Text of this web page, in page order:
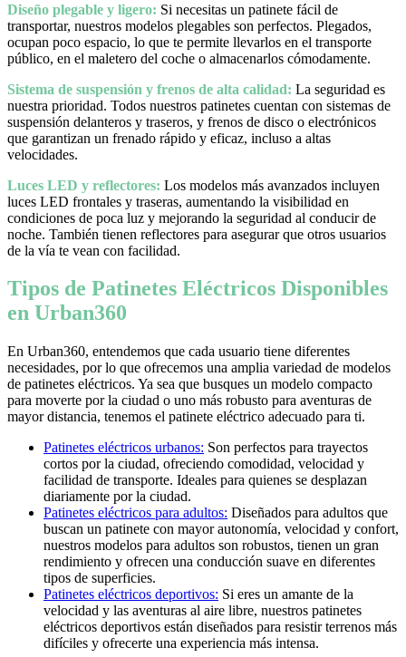
Diseño plegable y ligero: Si necesitas un patinete fácil de
transportar, nuestros modelos plegables son perfectos. Plegados,
ocupan poco espacio, lo que te permite llevarlos en el transporte
público, en el maletero del coche o almacenarlos cómodamente.
Sistema de suspensión y frenos de alta calidad: La seguridad es
nuestra prioridad. Todos nuestros patinetes cuentan con sistemas de
suspensión delanteros y traseros, y frenos de disco o electrónicos
que garantizan un frenado rápido y eficaz, incluso a altas
velocidades.
Luces LED y reflectores: Los modelos más avanzados incluyen
luces LED frontales y traseras, aumentando la visibilidad en
condiciones de poca luz y mejorando la seguridad al conducir de
noche. También tienen reflectores para asegurar que otros usuarios
de la vía te vean con facilidad.
Tipos de Patinetes Eléctricos Disponibles
en Urban360
En Urban360, entendemos que cada usuario tiene diferentes
necesidades, por lo que ofrecemos una amplia variedad de modelos
de patinetes eléctricos. Ya sea que busques un modelo compacto
para moverte por la ciudad o uno más robusto para aventuras de
mayor distancia, tenemos el patinete eléctrico adecuado para ti.
Patinetes eléctricos urbanos: Son perfectos para trayectos
cortos por la ciudad, ofreciendo comodidad, velocidad y
facilidad de transporte. Ideales para quienes se desplazan
diariamente por la ciudad.
Patinetes eléctricos para adultos: Diseñados para adultos que
buscan un patinete con mayor autonomía, velocidad y confort,
nuestros modelos para adultos son robustos, tienen un gran
rendimiento y ofrecen una conducción suave en diferentes
tipos de superficies.
Patinetes eléctricos deportivos: Si eres un amante de la
velocidad y las aventuras al aire libre, nuestros patinetes
eléctricos deportivos están diseñados para resistir terrenos más
difíciles y ofrecerte una experiencia más intensa.